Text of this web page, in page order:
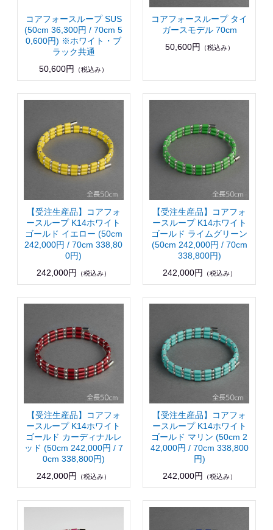
コアフォースループ SUS
(50cm 36,300円 / 70cm 5
0,600円) ※ホワイト・ブ
ラック共通
50,600円
（税込み）
コアフォースループ タイ
ガースモデル 70cm
50,600円
（税込み）
【受注生産品】コアフォ
ースループ K14ホワイト
ゴールド イエロー (50cm
242,000円 / 70cm 338,80
0円)
242,000円
（税込み）
【受注生産品】コアフォ
ースループ K14ホワイト
ゴールド ライムグリーン
(50cm 242,000円 / 70cm
338,800円)
242,000円
（税込み）
【受注生産品】コアフォ
ースループ K14ホワイト
ゴールド カーディナルレ
ッド (50cm 242,000円 / 7
0cm 338,800円)
242,000円
（税込み）
【受注生産品】コアフォ
ースループ K14ホワイト
ゴールド マリン (50cm 2
42,000円 / 70cm 338,800
円)
242,000円
（税込み）